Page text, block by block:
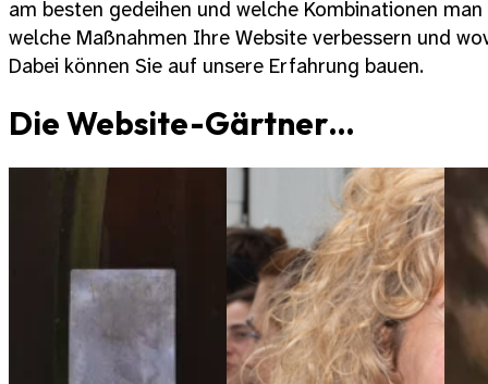
am besten gedeihen und welche Kombinationen
welche Maßnahmen Ihre Website verbessern und
Dabei können Sie auf unsere Erfahrung bauen.
Die Website-Gärtner…